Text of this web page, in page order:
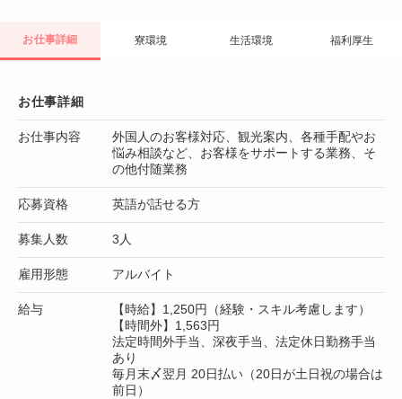
お仕事詳細 寮環境 生活環境 福利厚生
お仕事詳細
お仕事内容
外国人のお客様対応、観光案内、各種手配やお
悩み相談など、お客様をサポートする業務、そ
の他付随業務
応募資格 英語が話せる方
募集人数 3人
雇用形態 アルバイト
給与
【時給】1,250円（経験・スキル考慮します）
【時間外】1,563円
法定時間外手当、深夜手当、法定休日勤務手当
あり
毎月末〆翌月 20日払い（20日が土日祝の場合は
前日）